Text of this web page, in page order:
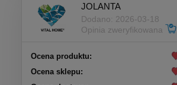
JOLANTA
Dodano: 2026-03-18
Opinia zweryfikowana
Ocena produktu:
Ocena sklepu: